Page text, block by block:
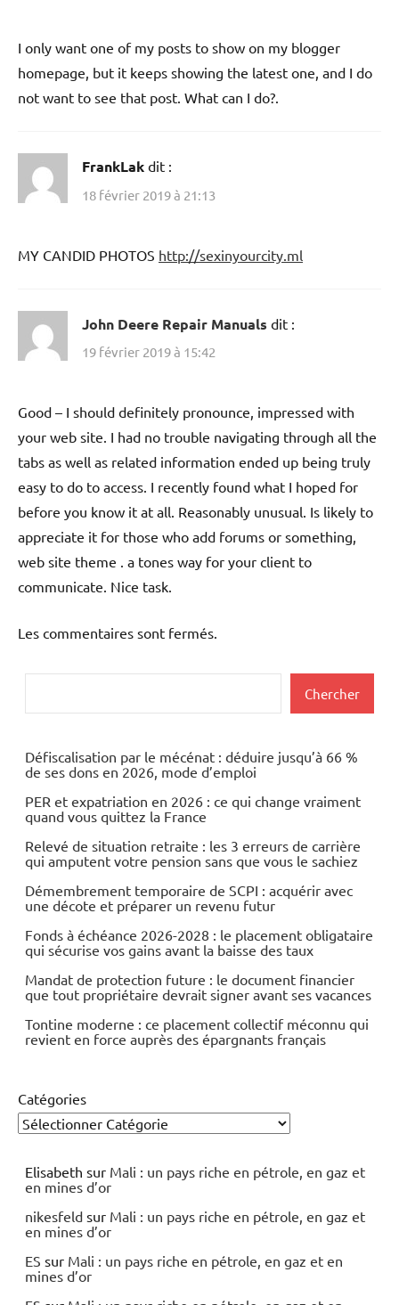
I only want one of my posts to show on my blogger
homepage, but it keeps showing the latest one, and I do
not want to see that post. What can I do?.
FrankLak dit :
18 février 2019 à 21:13
MY CANDID PHOTOS http://sexinyourcity.ml
John Deere Repair Manuals dit :
19 février 2019 à 15:42
Good – I should definitely pronounce, impressed with
your web site. I had no trouble navigating through all the
tabs as well as related information ended up being truly
easy to do to access. I recently found what I hoped for
before you know it at all. Reasonably unusual. Is likely to
appreciate it for those who add forums or something,
web site theme . a tones way for your client to
communicate. Nice task.
Les commentaires sont fermés.
Chercher
Défiscalisation par le mécénat : déduire jusqu’à 66 %
de ses dons en 2026, mode d’emploi
PER et expatriation en 2026 : ce qui change vraiment
quand vous quittez la France
Relevé de situation retraite : les 3 erreurs de carrière
qui amputent votre pension sans que vous le sachiez
Démembrement temporaire de SCPI : acquérir avec
une décote et préparer un revenu futur
Fonds à échéance 2026-2028 : le placement obligataire
qui sécurise vos gains avant la baisse des taux
Mandat de protection future : le document financier
que tout propriétaire devrait signer avant ses vacances
Tontine moderne : ce placement collectif méconnu qui
revient en force auprès des épargnants français
Catégories
Elisabeth sur Mali : un pays riche en pétrole, en gaz et
en mines d’or
nikesfeld sur Mali : un pays riche en pétrole, en gaz et
en mines d’or
ES sur Mali : un pays riche en pétrole, en gaz et en
mines d’or